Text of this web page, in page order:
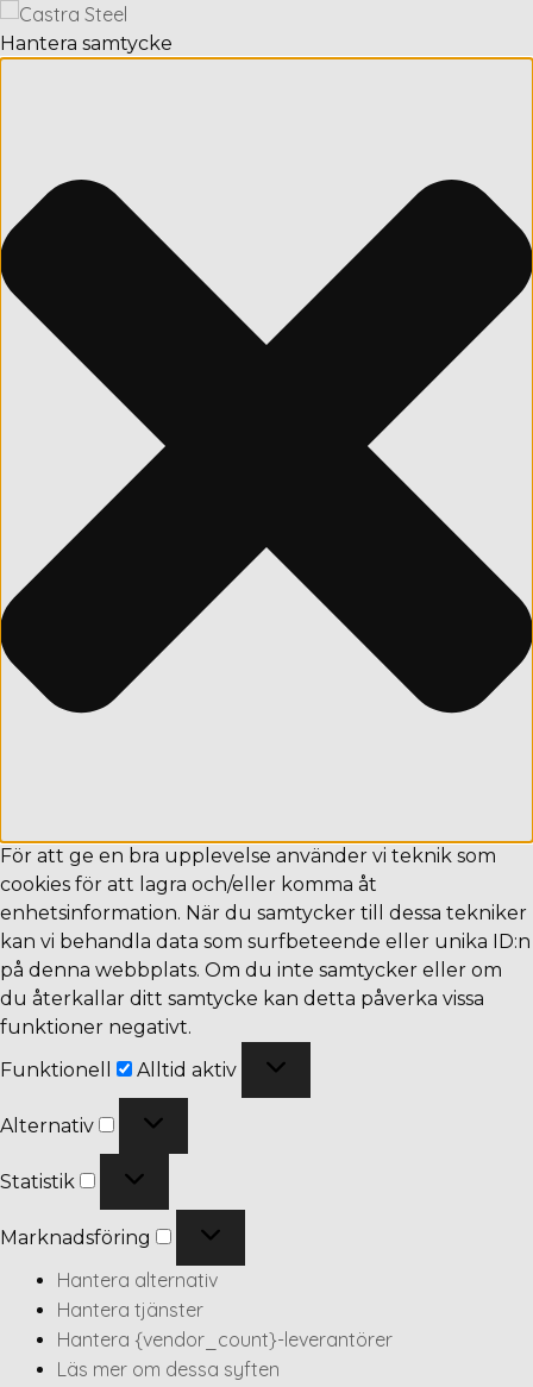
Hantera samtycke
För att ge en bra upplevelse använder vi teknik som
cookies för att lagra och/eller komma åt
enhetsinformation. När du samtycker till dessa tekniker
kan vi behandla data som surfbeteende eller unika ID:n
på denna webbplats. Om du inte samtycker eller om
du återkallar ditt samtycke kan detta påverka vissa
funktioner negativt.
Funktionell
Alltid aktiv
Alternativ
Statistik
Marknadsföring
Hantera alternativ
Hantera tjänster
Hantera {vendor_count}-leverantörer
Läs mer om dessa syften